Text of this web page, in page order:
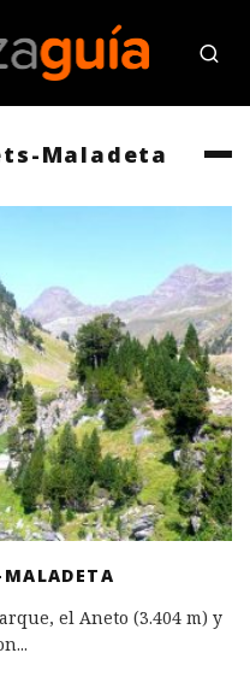
Maladeta
el Aneto (3.404 m) y
...